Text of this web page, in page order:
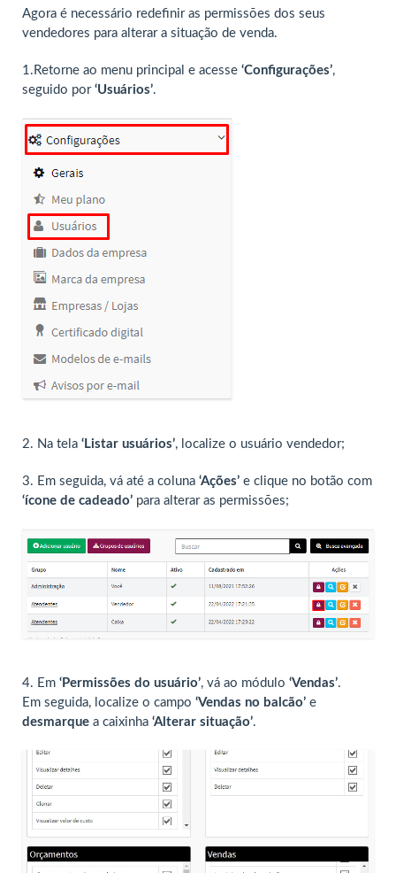
Agora é necessário redefinir as permissões dos seus
vendedores para alterar a situação de venda.
1.Retorne ao menu principal e acesse ‘Configurações’,
seguido por ‘Usuários’.
2. Na tela ‘Listar usuários’, localize o usuário vendedor;
3. Em seguida, vá até a coluna ‘Ações’ e clique no botão com
‘ícone de cadeado’ para alterar as permissões;
4. Em ‘Permissões do usuário’, vá ao módulo ‘Vendas’.
Em seguida, localize o campo ‘Vendas no balcão’ e
desmarque a caixinha ‘Alterar situação’.